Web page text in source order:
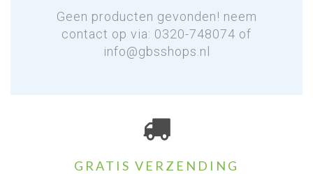
Geen producten gevonden! neem
contact op via: 0320-748074 of
info@gbsshops.nl
GRATIS VERZENDING